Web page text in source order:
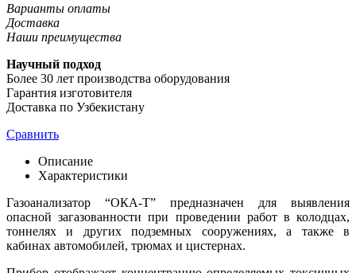
Варианты оплаты
Доставка
Наши преимущества
Научный подход
Более 30 лет производства оборудования
Гарантия изготовителя
Доставка по Узбекистану
Сравнить
Описание
Характеристики
Газоанализатор “ОКА-Т” предназначен для выявления
опасной загазованности при проведении работ в колодцах,
тоннелях и других подземных сооружениях, а также в
кабинах автомобилей, трюмах и цистернах.